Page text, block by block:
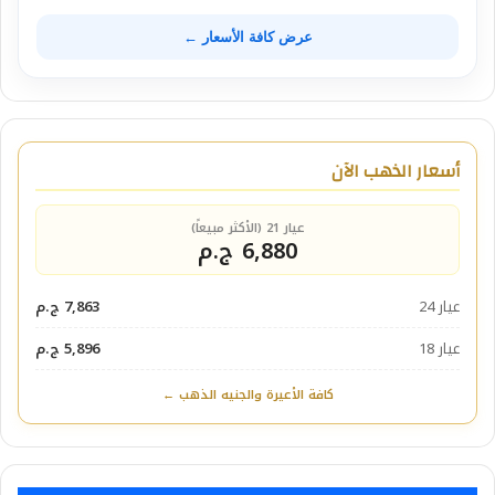
عرض كافة الأسعار ←
أسعار الذهب الآن
عيار 21 (الأكثر مبيعاً)
6,880 ج.م
عيار 24
7,863 ج.م
عيار 18
5,896 ج.م
كافة الأعيرة والجنيه الذهب ←